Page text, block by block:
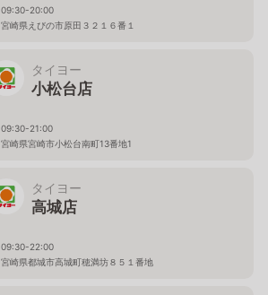
09:30-20:00
宮崎県えびの市原田３２１６番１
タイヨー
小松台店
09:30-21:00
宮崎県宮崎市小松台南町13番地1
タイヨー
高城店
09:30-22:00
宮崎県都城市高城町穂満坊８５１番地